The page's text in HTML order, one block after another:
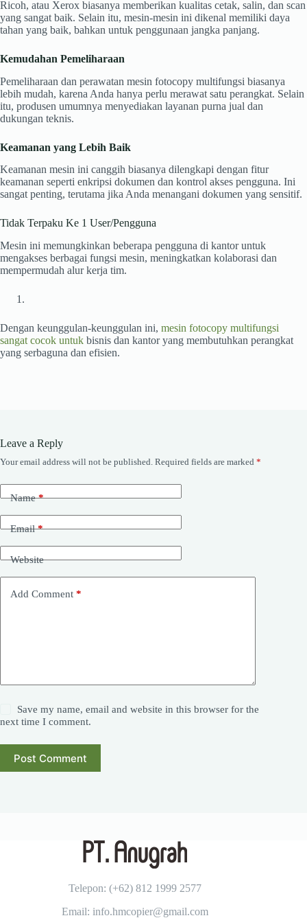
Ricoh, atau Xerox biasanya memberikan kualitas cetak, salin, dan scan
yang sangat baik. Selain itu, mesin-mesin ini dikenal memiliki daya
tahan yang baik, bahkan untuk penggunaan jangka panjang.
Kemudahan Pemeliharaan
Pemeliharaan dan perawatan mesin fotocopy multifungsi biasanya
lebih mudah, karena Anda hanya perlu merawat satu perangkat. Selain
itu, produsen umumnya menyediakan layanan purna jual dan
dukungan teknis.
Keamanan yang Lebih Baik
Keamanan mesin ini canggih biasanya dilengkapi dengan fitur
keamanan seperti enkripsi dokumen dan kontrol akses pengguna. Ini
sangat penting, terutama jika Anda menangani dokumen yang sensitif.
Tidak Terpaku Ke 1 User/Pengguna
Mesin ini memungkinkan beberapa pengguna di kantor untuk
mengakses berbagai fungsi mesin, meningkatkan kolaborasi dan
mempermudah alur kerja tim.
Dengan keunggulan-keunggulan ini, mesin fotocopy multifungsi
sangat cocok untuk bisnis dan kantor yang membutuhkan perangkat
yang serbaguna dan efisien.
Leave a Reply
Your email address will not be published. Required fields are marked *
Name*
Email*
Website
Add Comment *
Save my name, email and website in this browser for the
next time I comment.
Post Comment
Telepon: (+62) 812 1999 2577
Email: info.hmcopier@gmail.com